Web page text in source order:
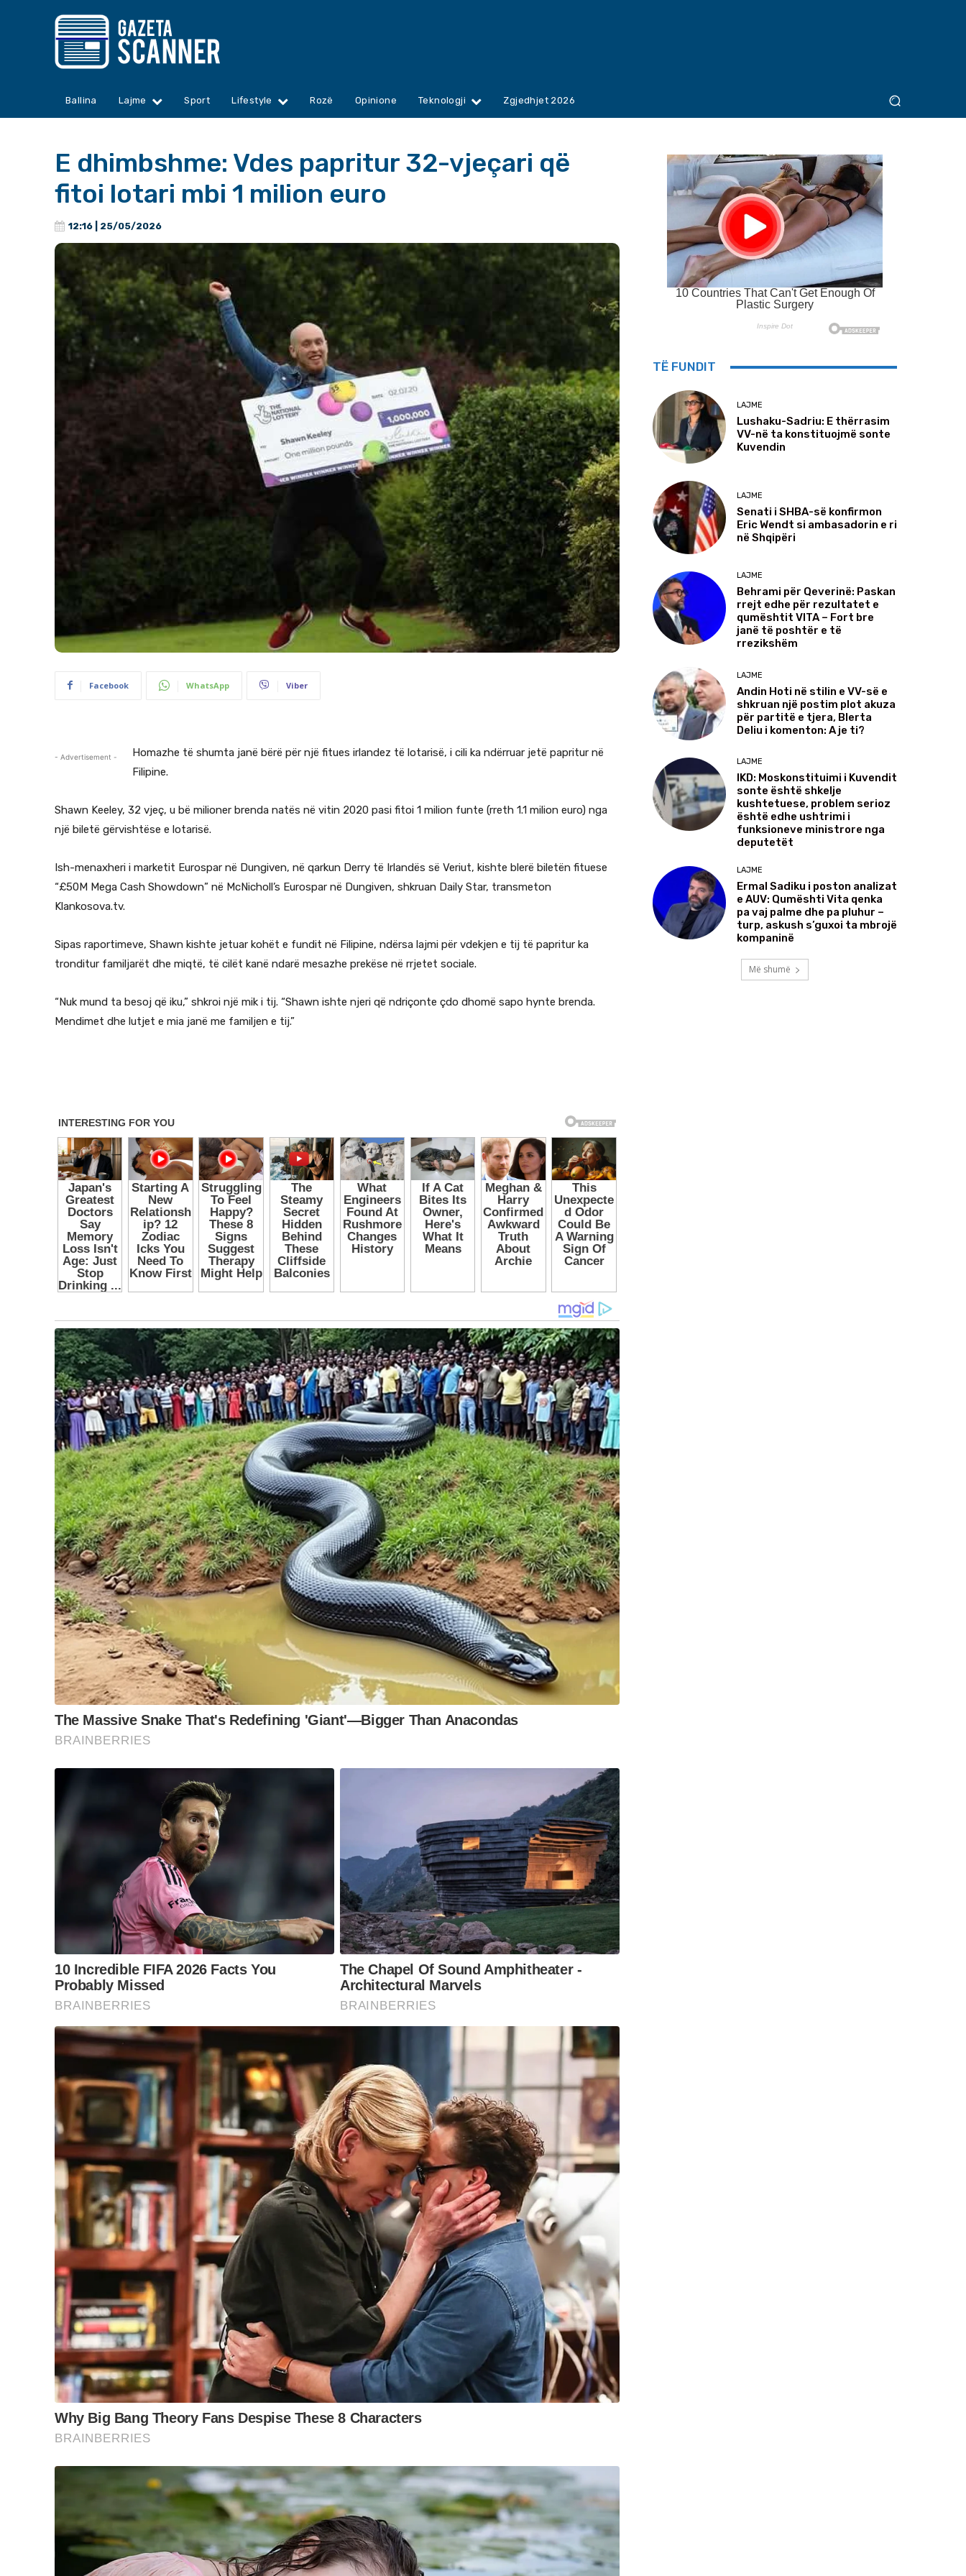
Ballina Lajme Sport Lifestyle Rozë Opinione Teknologji Zgjedhjet 2026
E dhimbshme: Vdes papritur 32-vjeçari që
fitoi lotari mbi 1 milion euro
12:16 | 25/05/2026
Facebook WhatsApp Viber
- Advertisement -
Homazhe të shumta janë bërë për një fitues irlandez të lotarisë, i cili ka ndërruar jetë papritur në
Filipine.
Shawn Keeley, 32 vjeç, u bë milioner brenda natës në vitin 2020 pasi fitoi 1 milion funte (rreth 1.1 milion euro) nga
një biletë gërvishtëse e lotarisë.
Ish-menaxheri i marketit Eurospar në Dungiven, në qarkun Derry të Irlandës së Veriut, kishte blerë biletën fituese
“£50M Mega Cash Showdown” në McNicholl’s Eurospar në Dungiven, shkruan Daily Star, transmeton
Klankosova.tv.
Sipas raportimeve, Shawn kishte jetuar kohët e fundit në Filipine, ndërsa lajmi për vdekjen e tij të papritur ka
tronditur familjarët dhe miqtë, të cilët kanë ndarë mesazhe prekëse në rrjetet sociale.
“Nuk mund ta besoj që iku,” shkroi një mik i tij. “Shawn ishte njeri që ndriçonte çdo dhomë sapo hynte brenda.
Mendimet dhe lutjet e mia janë me familjen e tij.”
TË FUNDIT
LAJME
Lushaku-Sadriu: E thërrasim
VV-në ta konstituojmë sonte
Kuvendin
LAJME
Senati i SHBA-së konfirmon
Eric Wendt si ambasadorin e ri
në Shqipëri
LAJME
Behrami për Qeverinë: Paskan
rrejt edhe për rezultatet e
qumështit VITA – Fort bre
janë të poshtër e të
rrezikshëm
LAJME
Andin Hoti në stilin e VV-së e
shkruan një postim plot akuza
për partitë e tjera, Blerta
Deliu i komenton: A je ti?
LAJME
IKD: Moskonstituimi i Kuvendit
sonte është shkelje
kushtetuese, problem serioz
është edhe ushtrimi i
funksioneve ministrore nga
deputetët
LAJME
Ermal Sadiku i poston analizat
e AUV: Qumështi Vita qenka
pa vaj palme dhe pa pluhur –
turp, askush s’guxoi ta mbrojë
kompaninë
Më shumë